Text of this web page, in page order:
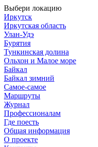
Выбери локацию
Иркутск
Иркутская область
Улан-Удэ
Бурятия
Тункинская долина
Ольхон и Малое море
Байкал
Байкал зимний
Самое-самое
Маршруты
Журнал
Профессионалам
Где поесть
Общая информация
О проекте